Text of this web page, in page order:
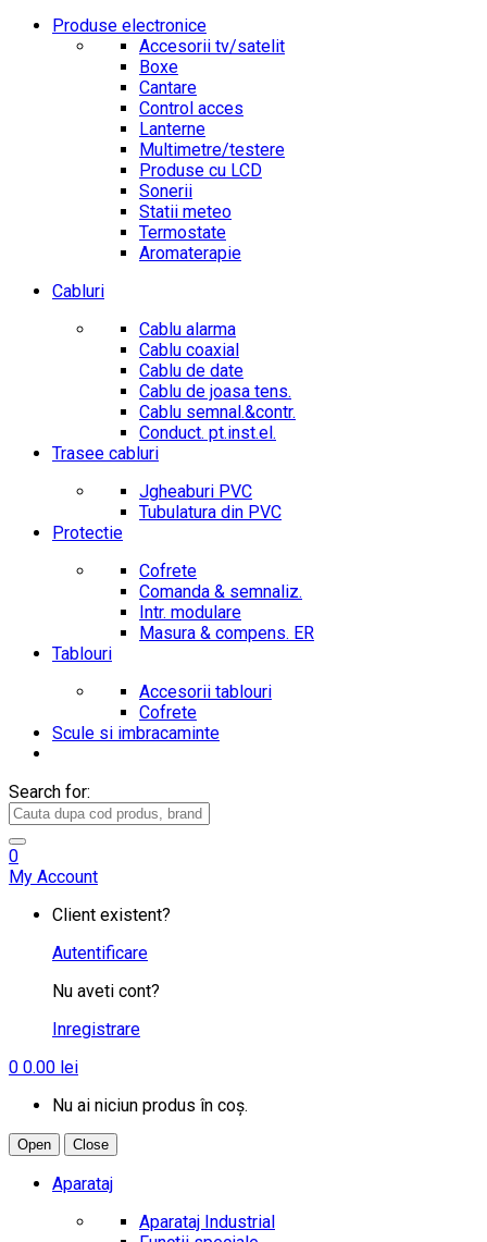
Produse electronice
Accesorii tv/satelit
Boxe
Cantare
Control acces
Lanterne
Multimetre/testere
Produse cu LCD
Sonerii
Statii meteo
Termostate
Aromaterapie
Cabluri
Cablu alarma
Cablu coaxial
Cablu de date
Cablu de joasa tens.
Cablu semnal.&contr.
Conduct. pt.inst.el.
Trasee cabluri
Jgheaburi PVC
Tubulatura din PVC
Protectie
Cofrete
Comanda & semnaliz.
Intr. modulare
Masura & compens. ER
Tablouri
Accesorii tablouri
Cofrete
Scule si imbracaminte
Search for:
0
My Account
Client existent?
Autentificare
Nu aveti cont?
Inregistrare
0 0.00 lei
Nu ai niciun produs în coș.
Open Close
Aparataj
Aparataj Industrial